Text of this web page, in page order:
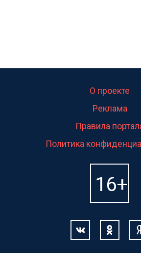
О проекте
Реклама
Правила
Политика